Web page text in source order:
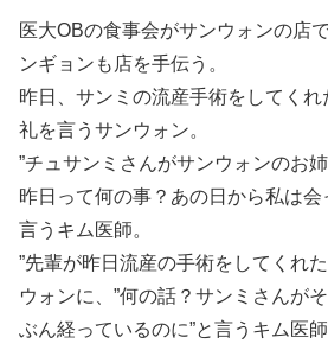
医大OBの食事会がサンウォンの店
ンギョンも店を手伝う。
昨日、サンミの流産手術をしてく
礼を言うサンウォン。
”チュサンミさんがサンウォンのお
昨日って何の事？あの日から私は会
言うキム医師。
”先輩が昨日流産の手術をしてくれ
ウォンに、”何の話？サンミさんが
ぶん経っているのに”と言うキム医師